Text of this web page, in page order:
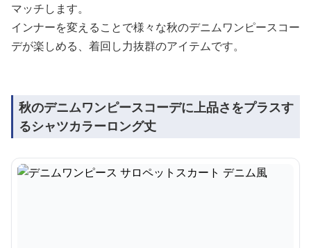
マッチします。
インナーを変えることで様々な秋のデニムワンピースコー
デが楽しめる、着回し力抜群のアイテムです。
秋のデニムワンピースコーデに上品さをプラスす
るシャツカラーロング丈